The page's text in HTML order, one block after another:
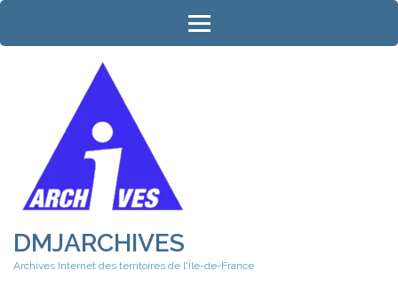
Aller
contenu
DMJARCHIVES
Archives Internet des territoires de l'Île-de-France